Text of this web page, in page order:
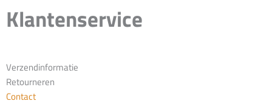
Klantenservice
Verzendinformatie
Retourneren
Contact